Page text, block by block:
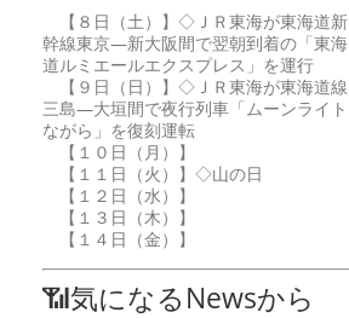
【８日（土）】◇ＪＲ東海が東海道新
幹線東京―新大阪間で翌朝到着の「東海
道ルミエールエクスプレス」を運行
【９日（日）】◇ＪＲ東海が東海道線
三島―大垣間で夜行列車「ムーンライト
ながら」を復刻運転
【１０日（月）】
【１１日（火）】◇山の日
【１２日（水）】
【１３日（木）】
【１４日（金）】
📶気になるNewsから